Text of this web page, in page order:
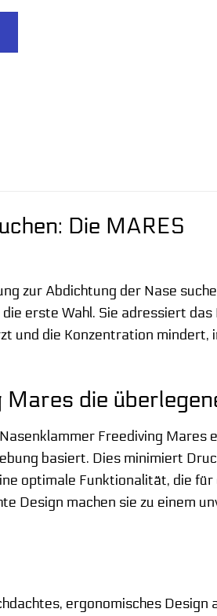
Die MARES
zur Abdichtung der Nase
erste Wahl. Sie adressiert das
und die Konzentration mindert,
die
Freediving Mares
basiert. Dies minimiert
optimale Funktionalität, die für
Design machen sie zu einem
ergonomisches Design